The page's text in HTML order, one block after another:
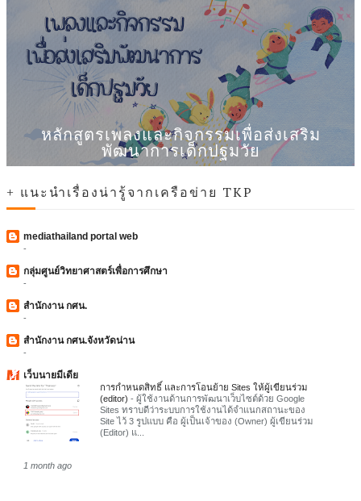
หลักสูตรเพลงและกิจกรรมเพื่อส่งเสริม
พัฒนาการเด็กปฐมวัย
+ แนะนำเรื่องน่ารู้จากเครือข่าย TKP
mediathailand portal web
-
กลุ่มศูนย์วิทยาศาสตร์เพื่อการศึกษา
-
สำนักงาน กศน.
-
สำนักงาน กศน.จังหวัดน่าน
-
เว็บนายมีเดีย
การกำหนดสิทธิ์ และการโอนย้าย Sites ให้ผู้เขียนร่วม
(editor) - ผู้ใช้งานด้านการพัฒนาเว็บไซต์ด้วย Google
Sites ทราบดีว่าระบบการใช้งานได้จำแนกสถานะของ
Site ไว้ 3 รูปแบบ คือ ผู้เป็นเจ้าของ (Owner) ผู้เขียนร่วม
(Editor) แ...
1 month ago